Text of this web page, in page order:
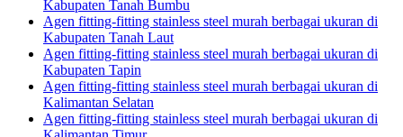
Kabupaten Tanah Bumbu
Agen fitting-fitting stainless steel murah berbagai ukuran di
Kabupaten Tanah Laut
Agen fitting-fitting stainless steel murah berbagai ukuran di
Kabupaten Tapin
Agen fitting-fitting stainless steel murah berbagai ukuran di
Kalimantan Selatan
Agen fitting-fitting stainless steel murah berbagai ukuran di